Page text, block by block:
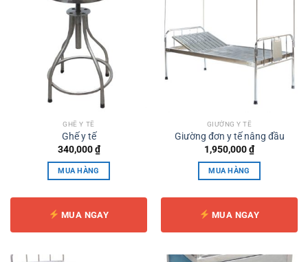
GHẾ Y TẾ
Ghế y tế
340,000₫
MUA HÀNG
MUA NGAY
GIƯỜNG Y TẾ
Giường đơn y tế nâng đầu
1,950,000₫
MUA HÀNG
MUA NGAY